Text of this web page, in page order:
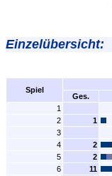
Einzelübersicht:
Spiel
Ges.
1
2
1
3
4
2
5
2
6
11